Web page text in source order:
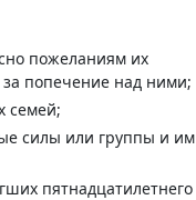
пожеланиям их
за попечение над ними;
семей;
силы или группы и им
пятнадцатилетнего